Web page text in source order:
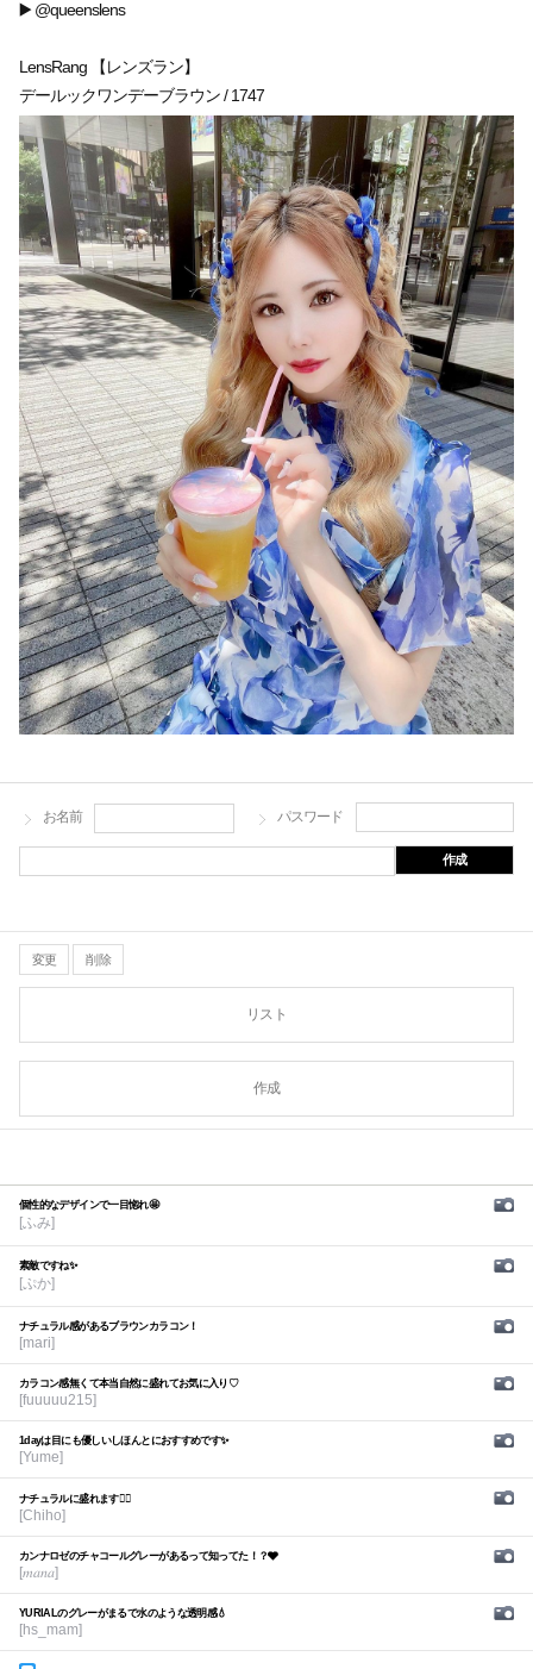
▶️ @queenslens
LensRang 【レンズラン】
デールックワンデーブラウン / 1747
お名前 パスワード
作成
変更 削除
リスト
作成
個性的なデザインで一目惚れ🤩
[ふみ]
素敵ですね✨
[ぷか]
ナチュラル感があるブラウンカラコン！
[mari]
カラコン感無くて本当自然に盛れてお気に入り♡
[fuuuuu215]
1dayは目にも優しいしほんとにおすすめです✨
[Yume]
ナチュラルに盛れます🙆‍♀️
[Chiho]
カンナロゼのチャコールグレーがあるって知ってた！？🩶
[𝑚𝑎𝑛𝑎]
YURIALのグレーがまるで水のような透明感💧
[hs_mam]